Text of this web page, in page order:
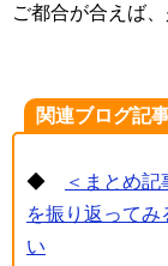
ご都合が合えば
関連ブログ記
◆
＜まとめ記
を振り返ってみ
い